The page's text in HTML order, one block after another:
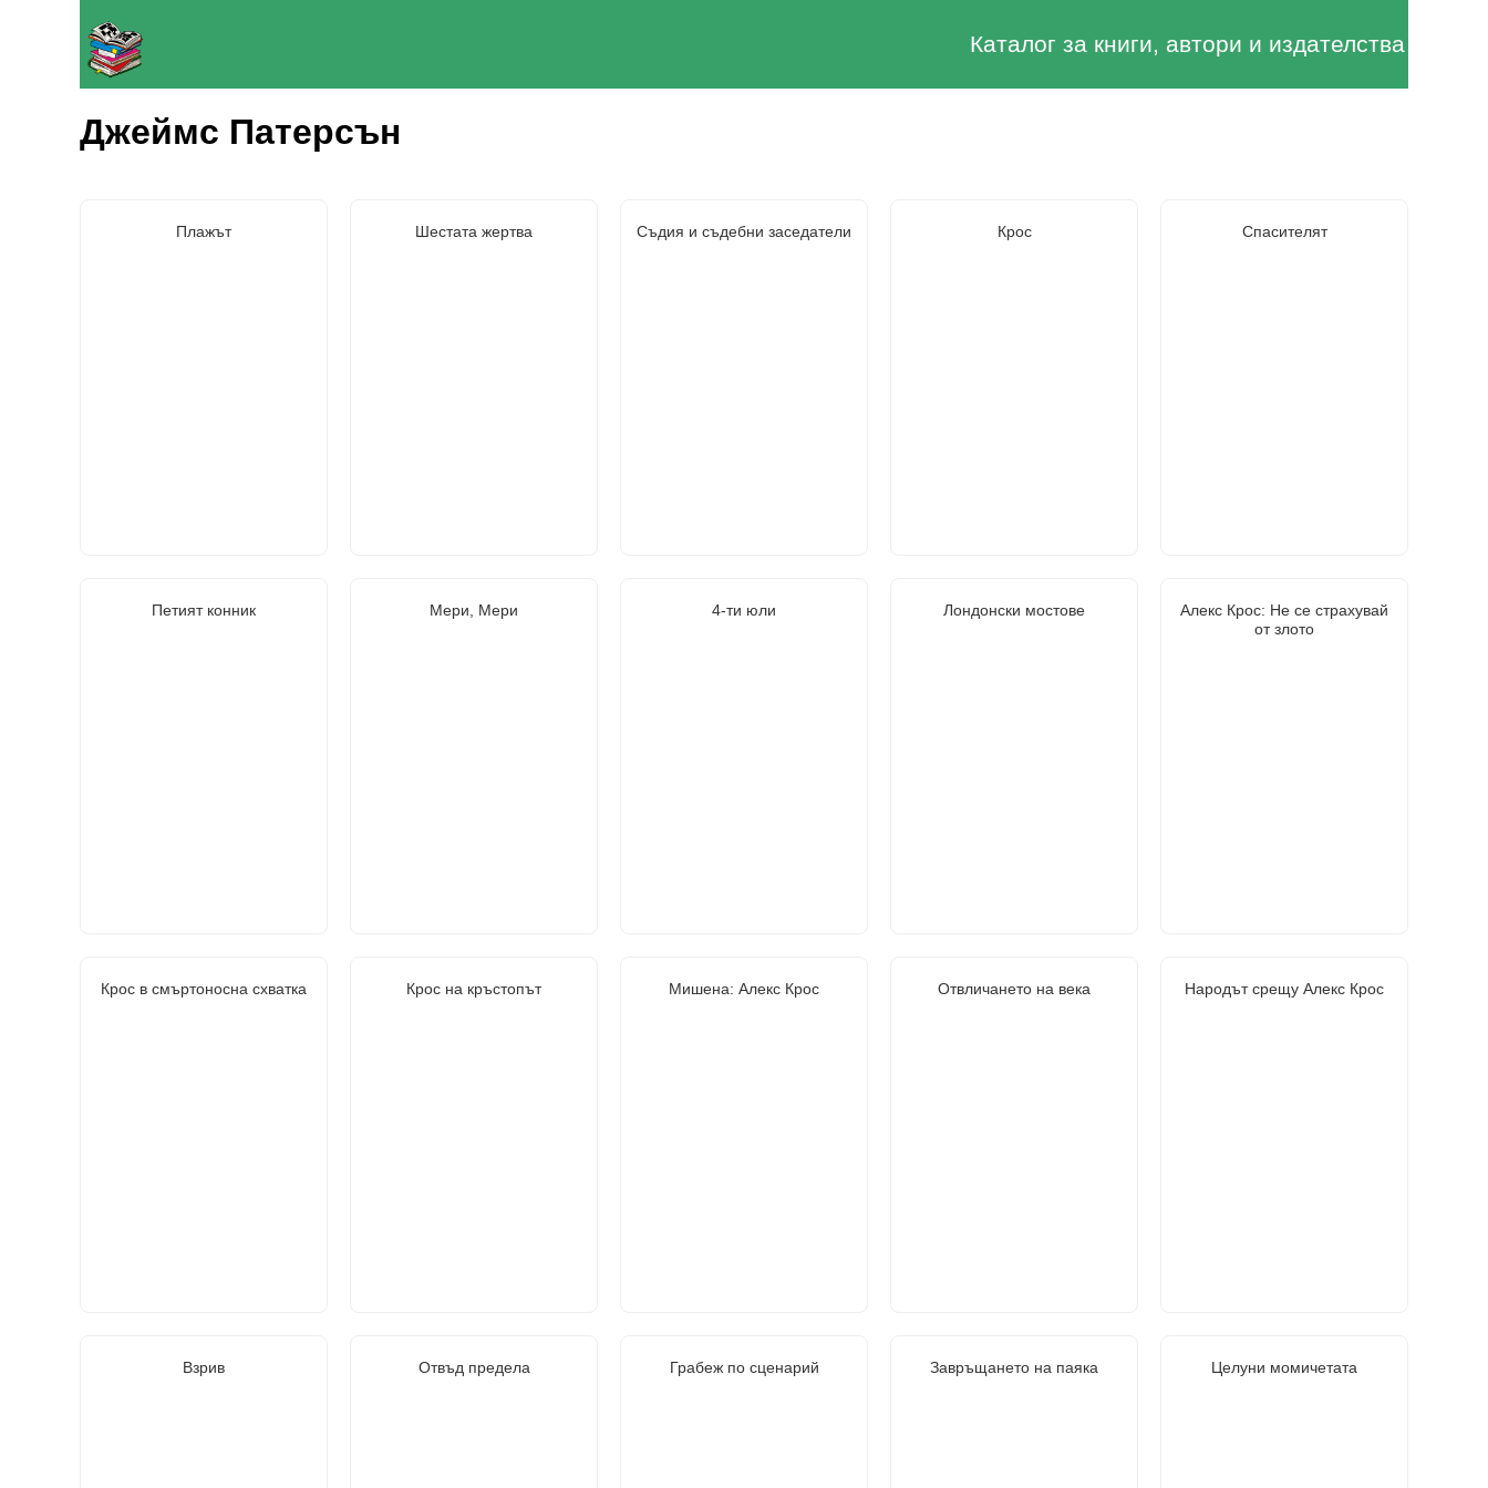
Каталог за книги, автори и издателства
Джеймс Патерсън
Плажът Шестата жертва Съдия и съдебни заседатели Крос Спасителят
Петият конник Мери, Мери 4-ти юли Лондонски мостове
Алекс Крос: Не се страхувай
от злото
Крос в смъртоносна схватка Крос на кръстопът Мишена: Алекс Крос Отвличането на века Народът срещу Алекс Крос
Взрив Отвъд предела Грабеж по сценарий Завръщането на паяка Целуни момичетата